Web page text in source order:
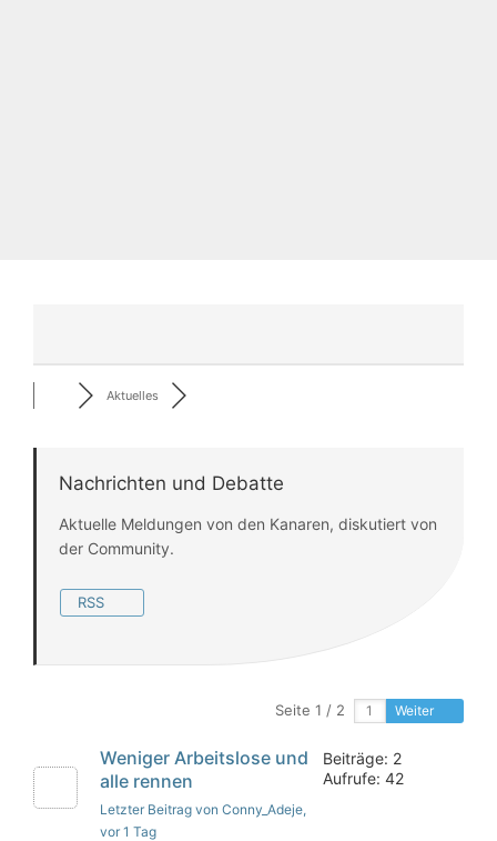
Aktuelles
Nachrichten und Debatte
Aktuelle Meldungen von den Kanaren, diskutiert von
der Community.
RSS
Seite 1 / 2 Weiter
Weniger Arbeitslose und
alle rennen
Letzter Beitrag von Conny_Adeje,
vor 1 Tag
Beiträge: 2
Aufrufe: 42